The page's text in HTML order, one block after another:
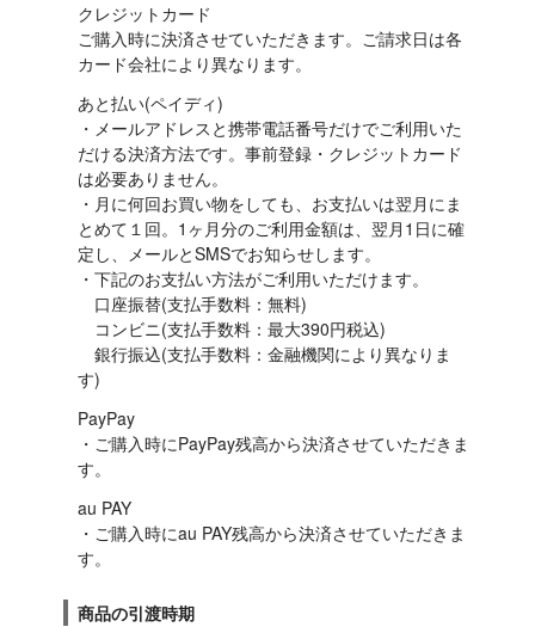
クレジットカード
ご購入時に決済させていただきます。ご請求日は各
カード会社により異なります。
あと払い(ペイディ)
・メールアドレスと携帯電話番号だけでご利用いた
だける決済方法です。事前登録・クレジットカード
は必要ありません。
・月に何回お買い物をしても、お支払いは翌月にま
とめて１回。1ヶ月分のご利用金額は、翌月1日に確
定し、メールとSMSでお知らせします。
・下記のお支払い方法がご利用いただけます。
口座振替(支払手数料：無料)
コンビニ(支払手数料：最大390円税込)
銀行振込(支払手数料：金融機関により異なりま
す)
PayPay
・ご購入時にPayPay残高から決済させていただきま
す。
au PAY
・ご購入時にau PAY残高から決済させていただきま
す。
商品の引渡時期